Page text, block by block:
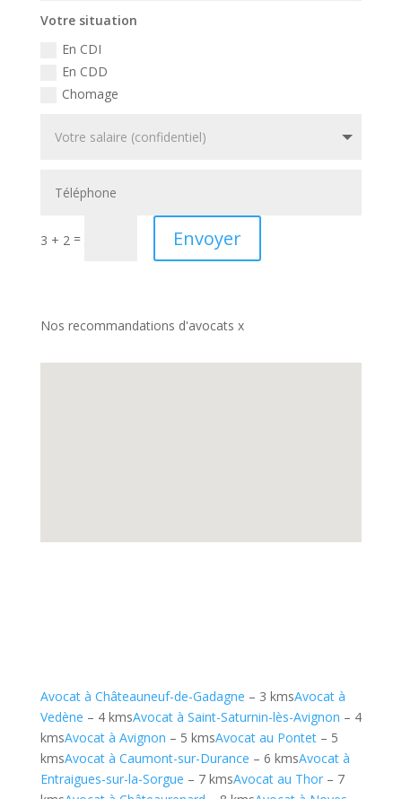
Votre situation
En CDI
En CDD
Chomage
3 + 2 = Envoyer
Nos recommandations d'avocats x
Avocat à Châteauneuf-de-Gadagne – 3 kmsAvocat à
Vedène – 4 kmsAvocat à Saint-Saturnin-lès-Avignon – 4
kmsAvocat à Avignon – 5 kmsAvocat au Pontet– 5
kmsAvocat à Caumont-sur-Durance – 6 kmsAvocat à
Entraigues-sur-la-Sorgue – 7 kmsAvocat au Thor– 7